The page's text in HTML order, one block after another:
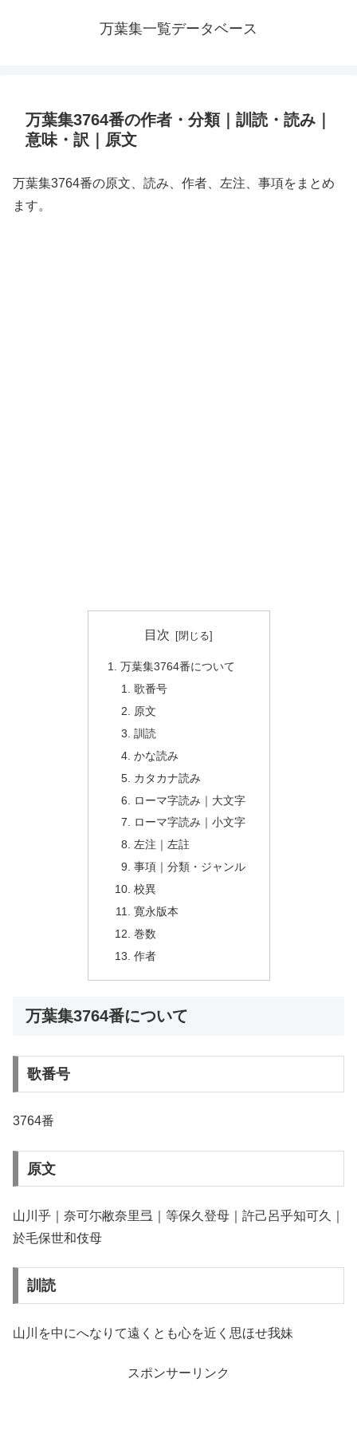
万葉集一覧データベース
万葉集3764番の作者・分類｜訓読・読み｜
意味・訳｜原文
万葉集3764番の原文、読み、作者、左注、事項をまとめ
ます。
目次
万葉集3764番について
歌番号
原文
訓読
かな読み
カタカナ読み
ローマ字読み｜大文字
ローマ字読み｜小文字
左注｜左註
事項｜分類・ジャンル
校異
寛永版本
巻数
作者
万葉集3764番について
歌番号
3764番
原文
山川乎｜奈可尓敝奈里弖｜等保久登母｜許己呂乎知可久｜
於毛保世和伎母
訓読
山川を中にへなりて遠くとも心を近く思ほせ我妹
スポンサーリンク